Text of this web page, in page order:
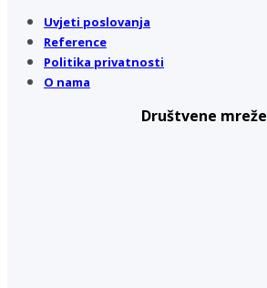
Uvjeti poslovanja
Reference
Politika privatnosti
O nama
Društvene mreže